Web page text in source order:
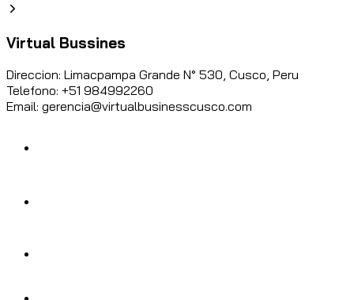
Virtual Bussines
Direccion: Limacpampa Grande N° 530, Cusco, Peru
Telefono: +51 984992260
Email: gerencia@virtualbusinesscusco.com